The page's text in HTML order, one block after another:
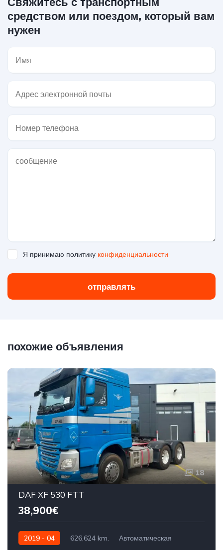
средством или поездом, который вам
нужен
Я принимаю политику конфиденциальности
отправлять
похожие объявления
18
DAF XF 530 FTT
38,900€
2019 - 04 626,624 km.
Автоматическая